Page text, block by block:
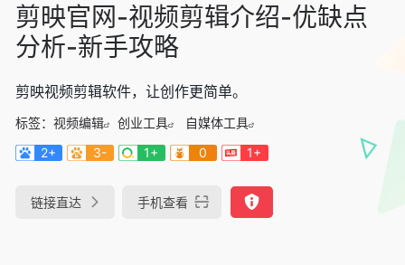
剪映官网-视频剪辑介绍-优缺点
分析-新手攻略
剪映视频剪辑软件，让创作更简单。
标签： 视频编辑 创业工具
自媒体工具
2+
3- 1+ 0 1+
链接直达 手机查看